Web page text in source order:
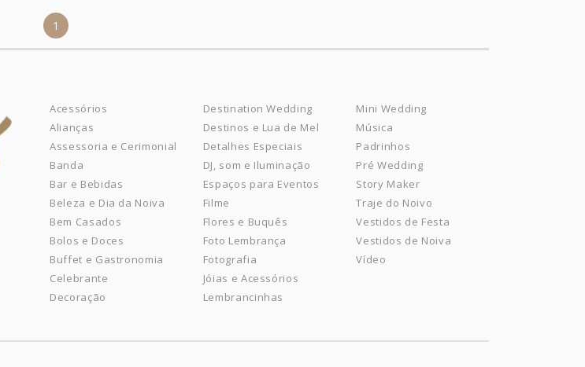
1
Acessórios
Alianças
Assessoria e Cerimonial
Banda
Bar e Bebidas
Beleza e Dia da Noiva
Bem Casados
Bolos e Doces
Buffet e Gastronomia
Celebrante
Decoração
Destination Wedding
Destinos e Lua de Mel
Detalhes Especiais
DJ, som e Iluminação
Espaços para Eventos
Filme
Flores e Buquês
Foto Lembrança
Fotografia
Jóias e Acessórios
Lembrancinhas
Mini Wedding
Música
Padrinhos
Pré Wedding
Story Maker
Traje do Noivo
Vestidos de Festa
Vestidos de Noiva
Vídeo